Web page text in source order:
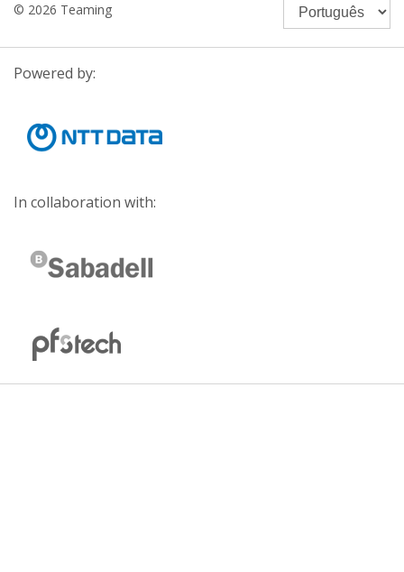
© 2026 Teaming
Powered by:
In collaboration with: